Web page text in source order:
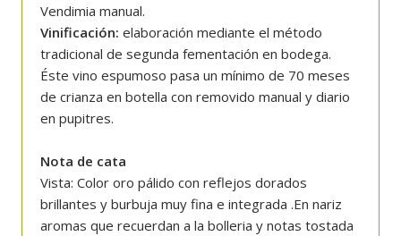
Vendimia manual.
Vinificación: elaboración mediante el método
tradicional de segunda fementación en bodega.
Éste vino espumoso pasa un mínimo de 70 meses
de crianza en botella con removido manual y diario
en pupitres.
Nota de cata
Vista: Color oro pálido con reflejos dorados
brillantes y burbuja muy fina e integrada .En nariz
aromas que recuerdan a la bolleria y notas tostada